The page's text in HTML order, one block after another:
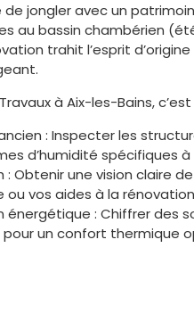
de jongler avec un
au bassin chambérien
trahit l’esprit
à Aix-les-Bains, c’est
: Inspecter les
d’humidité spécifiques
: Obtenir une vision claire
vos aides à la
énergétique : Chiffrer des
un confort thermique